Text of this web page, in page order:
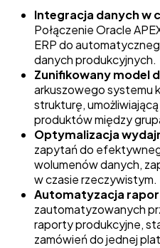
Integracja danych w
Połączenie Oracle
ERP do
danych produkcyjnych.
Zunifikowany model
arkuszowego systemu
strukturę,
produktów między
Optymalizacja
zapytań do
wolumenów danych,
w czasie rzeczywistym.
Automatyzacja
zautomatyzowanych
raporty produkcyjne,
zamówień do jednej